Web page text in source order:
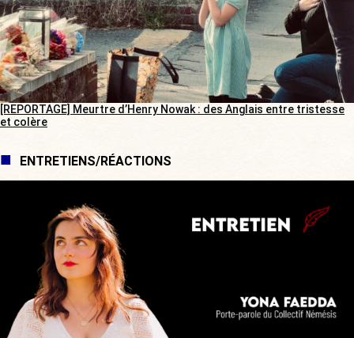
[REPORTAGE] Meurtre d’Henry Nowak : des Anglais entre tristesse
et colère
ENTRETIENS/RÉACTIONS